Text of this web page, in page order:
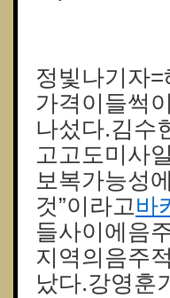
정빛나기자
가격이들썩
나섰다.김수
고고도미사
보복가능성
것”이라고 바
들사이에음
지역의음주
났다.강영훈